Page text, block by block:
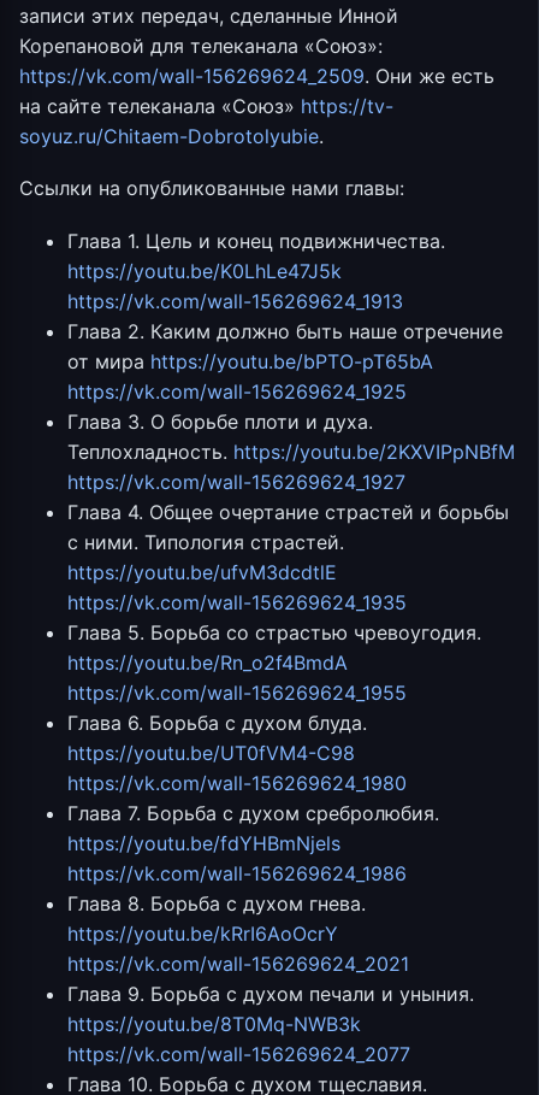
записи этих передач, сделанные Инной
Корепановой для телеканала «Союз»:
https://vk.com/wall-156269624_2509. Они же есть
на сайте телеканала «Союз» https://tv-
soyuz.ru/Chitaem-Dobrotolyubie.
Ссылки на опубликованные нами главы:
Глава 1. Цель и конец подвижничества.
https://youtu.be/K0LhLe47J5k
https://vk.com/wall-156269624_1913
Глава 2. Каким должно быть наше отречение
от мира https://youtu.be/bPTO-pT65bA
https://vk.com/wall-156269624_1925
Глава 3. О борьбе плоти и духа.
Теплохладность. https://youtu.be/2KXVIPpNBfM
https://vk.com/wall-156269624_1927
Глава 4. Общее очертание страстей и борьбы
с ними. Типология страстей.
https://youtu.be/ufvM3dcdtlE
https://vk.com/wall-156269624_1935
Глава 5. Борьба со страстью чревоугодия.
https://youtu.be/Rn_o2f4BmdA
https://vk.com/wall-156269624_1955
Глава 6. Борьба с духом блуда.
https://youtu.be/UT0fVM4-C98
https://vk.com/wall-156269624_1980
Глава 7. Борьба с духом сребролюбия.
https://youtu.be/fdYHBmNjels
https://vk.com/wall-156269624_1986
Глава 8. Борьба с духом гнева.
https://youtu.be/kRrI6AoOcrY
https://vk.com/wall-156269624_2021
Глава 9. Борьба с духом печали и уныния.
https://youtu.be/8T0Mq-NWB3k
https://vk.com/wall-156269624_2077
Глава 10. Борьба с духом тщеславия.